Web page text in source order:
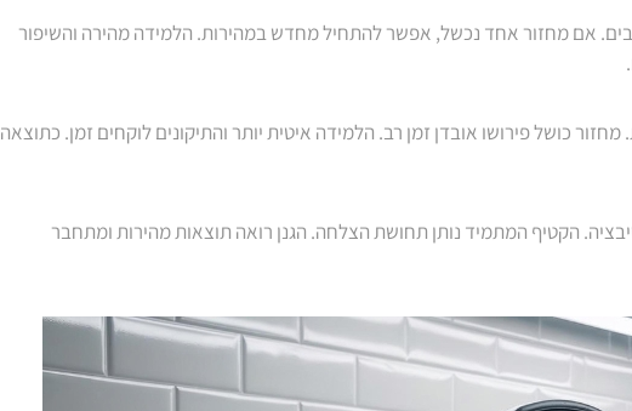
אם מחזור אחד נכשל, אפשר להתחיל מחדש במהירות. הלמידה מהירה והשיפור
כושל פירושו אובדן זמן רב. הלמידה איטית יותר והתיקונים לוקחים זמן. כתוצאה
הקטיף המתמיד נותן תחושת הצלחה. הגנן רואה תוצאות מהירות ומתחבר